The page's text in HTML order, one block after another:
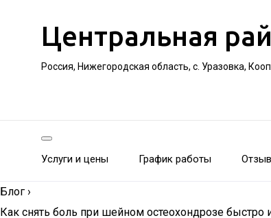
Центральная
Россия, Нижегородская область, с. Уразовка,
Услуги и цены График работы
Блог ›
Как снять боль при шейном остеохондрозе быстро